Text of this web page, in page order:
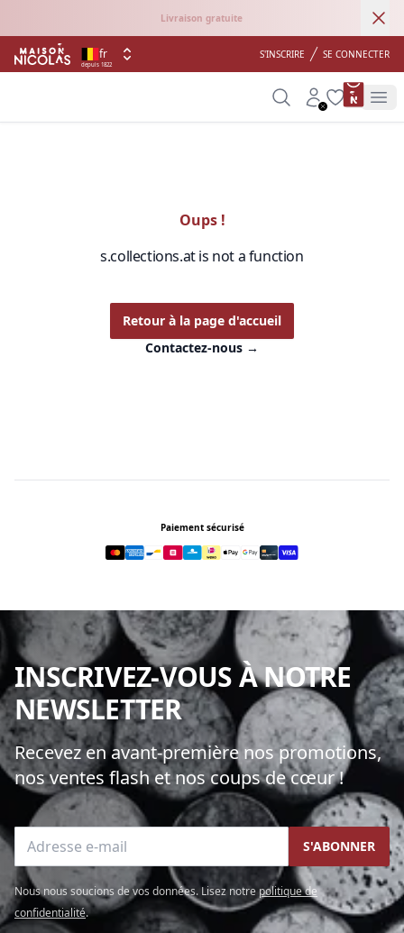
Livraison gratuite
depuis 1822
fr S'INSCRIRE SE CONNECTER
SearchAccount
Wishlist
Oups !
s.collections.at is not a function
Retour à la page d'accueil
Contactez-nous →
Paiement sécurisé
INSCRIVEZ-VOUS À NOTRE
NEWSLETTER
Recevez en avant-première nos promotions,
nos ventes flash et nos coups de cœur !
Adresse e-mail S'ABONNER
Nous nous soucions de vos données. Lisez notre politique de
confidentialité.